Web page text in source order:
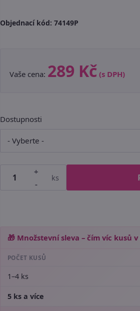
Objednací kód: 74149P
Vaše cena: 289 Kč (s DPH)
Dostupnosti
+
-
ks
🎁 Množstevní sleva – čím víc kusů
POČET KUSŮ
1–4 ks
5 ks a více